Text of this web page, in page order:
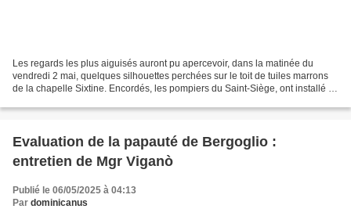
Les regards les plus aiguisés auront pu apercevoir, dans la matinée du
vendredi 2 mai, quelques silhouettes perchées sur le toit de tuiles marrons
de la chapelle Sixtine. Encordés, les pompiers du Saint-Siège, ont installé le
Evaluation de la papauté de Bergoglio :
entretien de Mgr Viganò
Publié le 06/05/2025 à 04:13
Par dominicanus